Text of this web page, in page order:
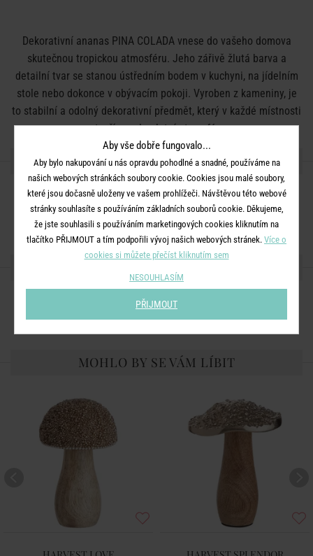
Dekorativní ananas PINA COLADA vnese do vašeho domova
skutečnou tropickou atmosféru. Jeho zářivě žlutá barva a
detailní tvar se stanou ústředním bodem v kuchyni, na jídelním
stole nebo dokonce v obývacím pokoji. Vyroben z kameniny, je
to stabilní a odolný dekorativní předmět, který v každé místnosti
vytvoří veselou letní atmosféru.
DETAILY PRODUKTU
Materiál: Kamenina
Rozměry : Výška: 23 cm, Šířka: 12 cm, Hloubka: 12 cm
MOHLO BY SE VÁM LÍBIT
Aby vše dobře fungovalo...
Aby bylo nakupování u nás opravdu pohodlné a snadné, používáme na
našich webových stránkách soubory cookie. Cookies jsou malé soubory,
které jsou dočasně uloženy ve vašem prohlížeči. Návštěvou této webové
stránky souhlasíte s používáním základních souborů cookie. Děkujeme,
že jste souhlasili s používáním marketingových cookies kliknutím na
tlačítko PŘIJMOUT a tím podpořili vývoj našich webových stránek. Více o
cookies si můžete přečíst kliknutím sem
NESOUHLASÍM
PŘIJMOUT